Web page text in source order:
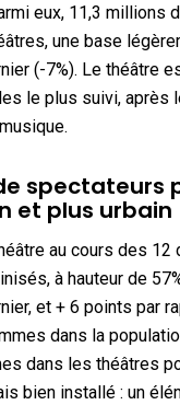
eux, 11,3 millions
une base
(-7%). Le théâtre
le plus suivi, après
spectateurs
et plus urbain
au cours des
à hauteur de
et + 6 points par
dans la
dans les théâtres
bien installé : un